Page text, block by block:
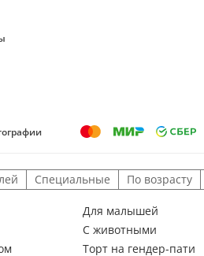
Специальные По возрасту
Для малышей
С животными
Торт на гендер-пати